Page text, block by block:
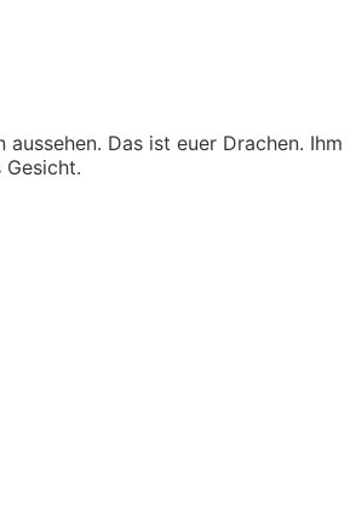
aussehen. Das ist euer Drachen. Ihm